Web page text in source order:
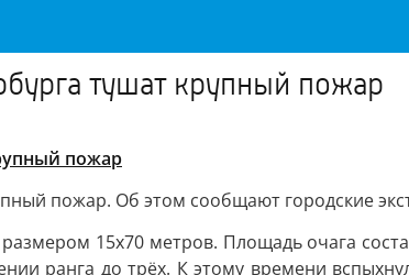
тушат крупный пожар
пожар
пожар. Об этом сообщают городские
15х70 метров. Площадь очага
ранга до трёх. К этому времени